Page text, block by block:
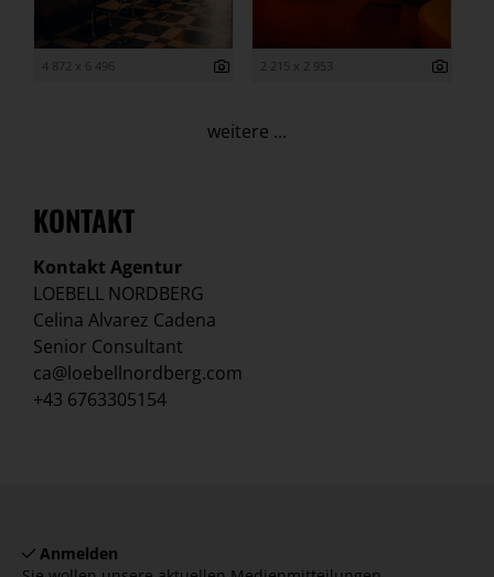
4 872 x 6 496 2 215 x 2 953
weitere ...
KONTAKT
Kontakt Agentur
LOEBELL NORDBERG
Celina Alvarez Cadena
Senior Consultant
ca@loebellnordberg.com
+43 6763305154
Anmelden